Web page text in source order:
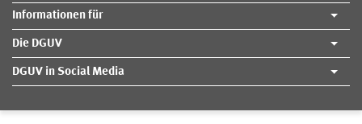
Informationen für
Die DGUV
DGUV in Social Media